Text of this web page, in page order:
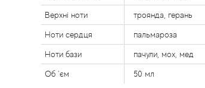
Верхні ноти троянда, герань
Ноти сердця пальмароза
Ноти бази пачули, мох, мед
Об `єм 50 мл